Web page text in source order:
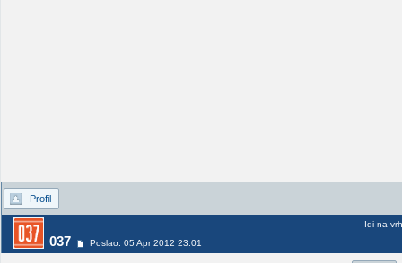
Profil
037 Poslao: 05 Apr 2012 23:01
Idi na vrh